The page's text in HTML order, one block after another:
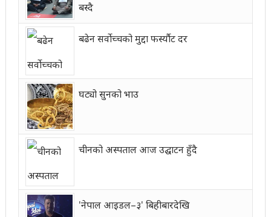
बस्दै
बढेन सर्वोच्चको मुद्दा फर्स्यौट दर
घट्यो सुनको भाउ
चीनको अस्पताल आज उद्घाटन हुँदै
'नेपाल आइडल–३' बिहीबारदेखि